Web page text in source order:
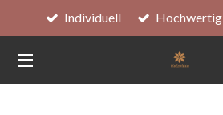
Hauptinhalt
springen
Individuell Hochwertig